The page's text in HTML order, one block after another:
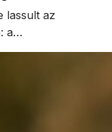
lassult az
a…